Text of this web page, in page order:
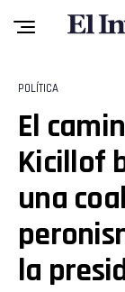
POLÍTICA
El
Kicillof
una
la